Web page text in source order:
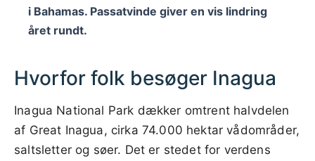
i Bahamas. Passatvinde giver en vis lindring
året rundt.
Hvorfor folk besøger Inagua
Inagua National Park dækker omtrent halvdelen
af Great Inagua, cirka 74.000 hektar vådområder,
saltsletter og søer. Det er stedet for verdens